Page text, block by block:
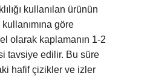
kullanılan ürünün
göre
olarak kaplamanın 1-2
tavsiye edilir. Bu süre
hafif çizikler ve izler